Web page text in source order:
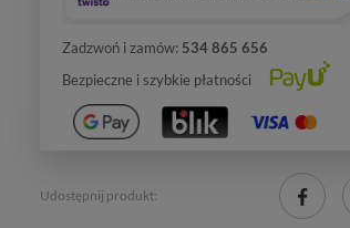
Zadzwoń i zamów: 534 865 656
Bezpieczne i szybkie płatności
Udostępnij produkt: